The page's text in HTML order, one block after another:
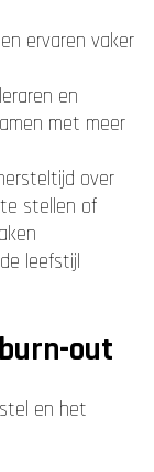
ervaren vaker
en
met meer
over
stellen of
leefstijl
out
en het